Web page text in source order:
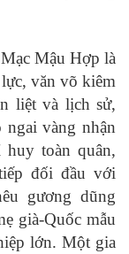
Mậu Hợp là
văn võ kiêm
liệt và lịch sử,
vàng nhận
toàn quân,
đối đầu với
gương dũng
già-Quốc mẫu
lớn. Một gia